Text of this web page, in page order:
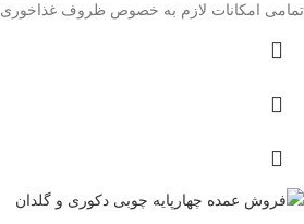
تمامی امکانات لازم به خصوص ظروف غذاخوری